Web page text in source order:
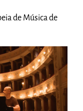
de Música de